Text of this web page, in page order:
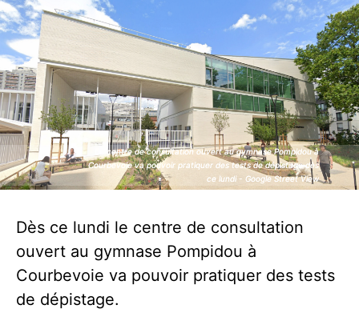
Le centre de consultation ouvert au gymnase Pompidou à
Courbevoie va pouvoir pratiquer des tests de dépistage dès
ce lundi - Google Street View
Le centre de consultation ouvert au gymnase Pompidou à
Courbevoie va pouvoir pratiquer des tests de dépistage dès
ce lundi - Google Street View
Dès ce lundi le centre de consultation
ouvert au gymnase Pompidou à
Courbevoie va pouvoir pratiquer des tests
de dépistage.